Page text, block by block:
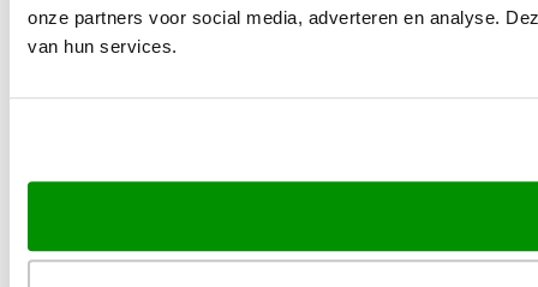
onze partners voor social media, adverteren en analyse.
van hun services.